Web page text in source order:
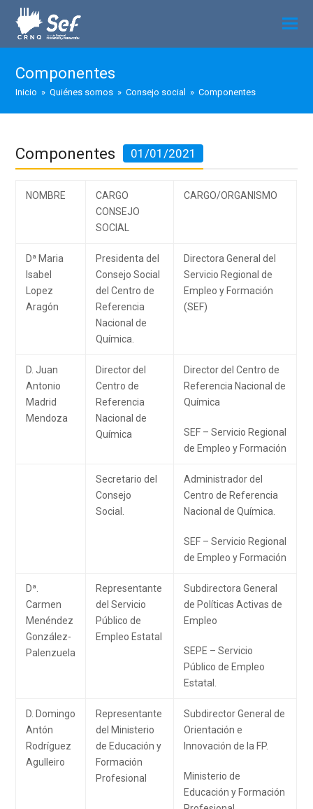
Componentes
Inicio » Quiénes somos » Consejo social » Componentes
Componentes 01/01/2021
NOMBRE
CARGO
CONSEJO
SOCIAL
CARGO/ORGANISMO
Dª Maria
Isabel
Lopez
Aragón
Presidenta del
Consejo Social
del Centro de
Referencia
Nacional de
Química.
Directora General del
Servicio Regional de
Empleo y Formación
(SEF)
D. Juan
Antonio
Madrid
Mendoza
Director del
Centro de
Referencia
Nacional de
Química
Director del Centro de
Referencia Nacional de
Química
SEF – Servicio Regional
de Empleo y Formación
Secretario del
Consejo
Social.
Administrador del
Centro de Referencia
Nacional de Química.
SEF – Servicio Regional
de Empleo y Formación
Dª.
Carmen
Menéndez
González-
Palenzuela
Representante
del Servicio
Público de
Empleo Estatal
Subdirectora General
de Políticas Activas de
Empleo
SEPE – Servicio
Público de Empleo
Estatal.
D. Domingo
Antón
Rodríguez
Agulleiro
Representante
del Ministerio
de Educación y
Formación
Profesional
Subdirector General de
Orientación e
Innovación de la FP.
Ministerio de
Educación y Formación